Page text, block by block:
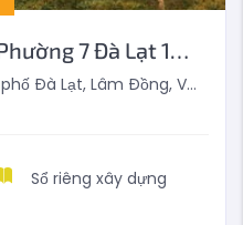
Đất mặt tiền Đankia Phường 7 Đà Lạt 1444m2
Lạt, Lâm Đồng, Việt Nam
Sổ riêng xây dựng